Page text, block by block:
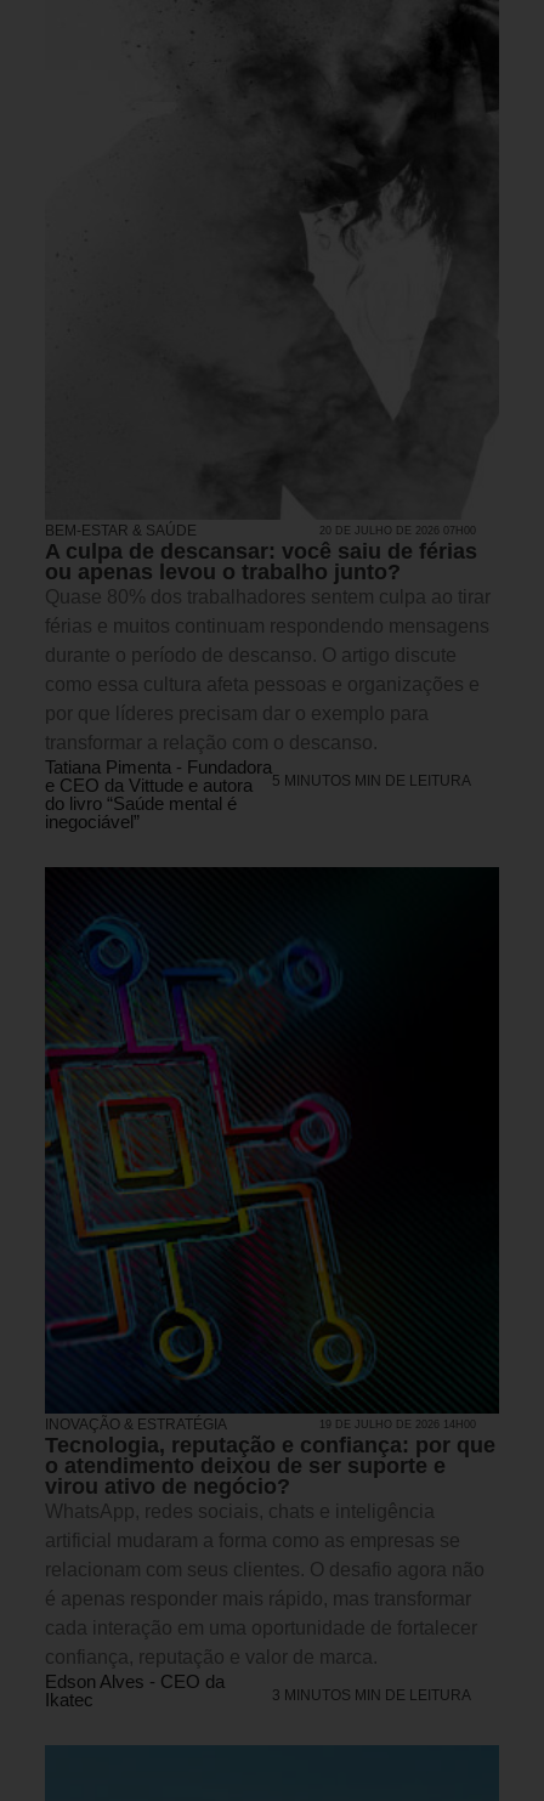
BEM-ESTAR & SAÚDE 20 DE JULHO DE 2026 07H00
A culpa de descansar: você saiu de férias
ou apenas levou o trabalho junto?
Quase 80% dos trabalhadores sentem culpa ao tirar
férias e muitos continuam respondendo mensagens
durante o período de descanso. O artigo discute
como essa cultura afeta pessoas e organizações e
por que líderes precisam dar o exemplo para
transformar a relação com o descanso.
Tatiana Pimenta - Fundadora
e CEO da Vittude e autora
do livro “Saúde mental é
inegociável”
5 MINUTOS MIN DE LEITURA
INOVAÇÃO & ESTRATÉGIA 19 DE JULHO DE 2026 14H00
Tecnologia, reputação e confiança: por que
o atendimento deixou de ser suporte e
virou ativo de negócio?
WhatsApp, redes sociais, chats e inteligência
artificial mudaram a forma como as empresas se
relacionam com seus clientes. O desafio agora não
é apenas responder mais rápido, mas transformar
cada interação em uma oportunidade de fortalecer
confiança, reputação e valor de marca.
Edson Alves - CEO da
Ikatec
3 MINUTOS MIN DE LEITURA